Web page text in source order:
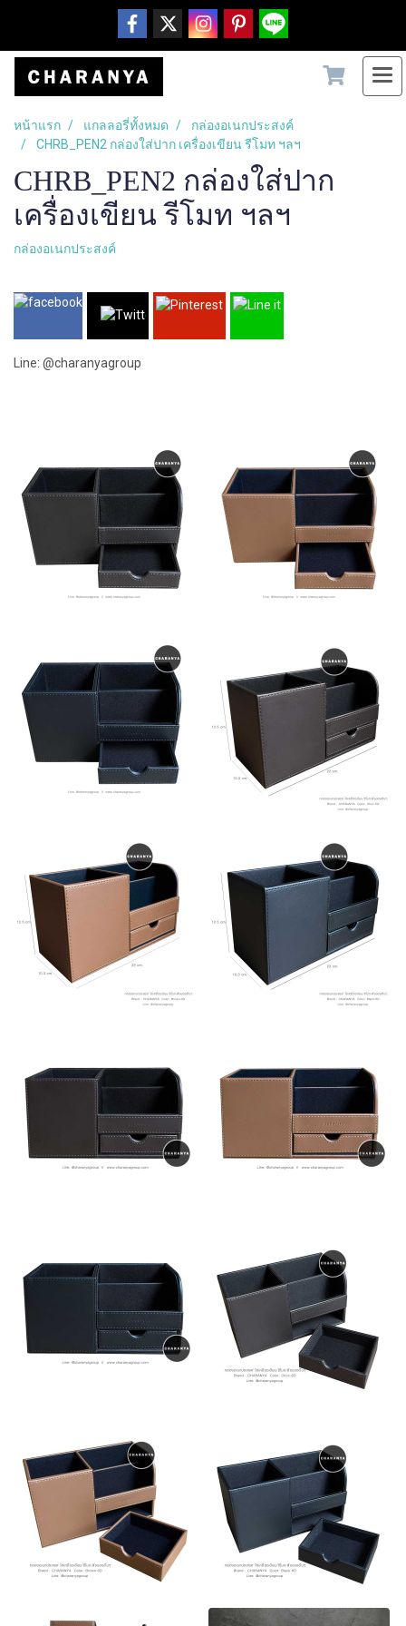
หน้าแรก แกลลอรี่ทั้งหมด
กล่องอเนกประสงค์
CHRB_PEN2 กล่องใส่ปาก เครื่องเขียน รีโมท ฯลฯ
CHRB_PEN2 กล่องใส่ปาก
เครื่องเขียน รีโมท ฯลฯ
กล่องอเนกประสงค์
Line: @charanyagroup